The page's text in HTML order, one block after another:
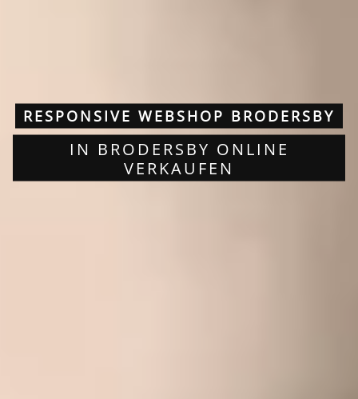
RESPONSIVE WEBSHOP BRODERSBY
IN BRODERSBY ONLINE
VERKAUFEN